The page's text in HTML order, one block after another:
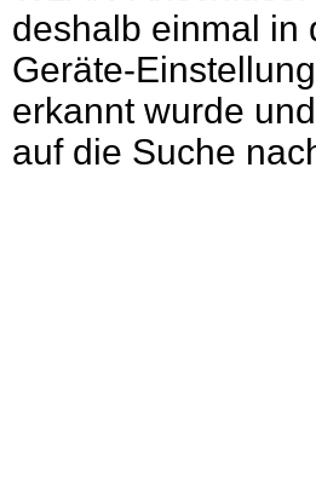
deshalb einmal in
Geräte-
erkannt wurde
auf die Suche